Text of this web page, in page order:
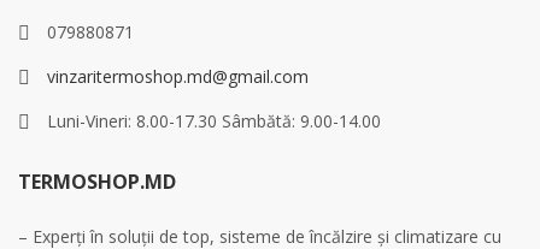
079880871
vinzaritermoshop.md@gmail.com
Luni-Vineri: 8.00-17.30 Sâmbătă: 9.00-14.00
TERMOSHOP.MD
– Experți în soluții de top, sisteme de încălzire și climatizare cu